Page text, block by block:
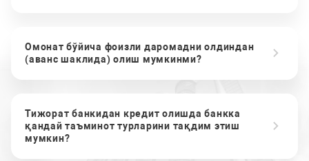
Омонат бўйича фоизли даромадни олдиндан
(аванс шаклида) олиш мумкинми?
Тижорат банкидан кредит олишда банкка
қандай таъминот турларини тақдим этиш
мумкин?